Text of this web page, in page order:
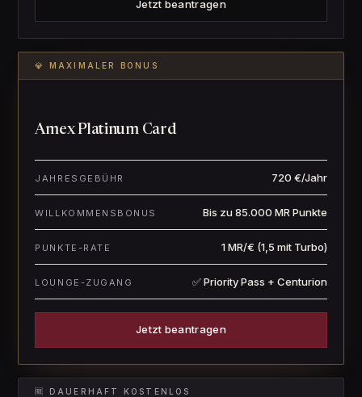
Jetzt beantragen
💎 MAXIMALER BONUS
Amex Platinum Card
JAHRESGEBÜHR 720 €/Jahr
WILLKOMMENSBONUS Bis zu 85.000 MR Punkte
PUNKTE-RATE 1 MR/€ (1,5 mit Turbo)
LOUNGE-ZUGANG ✅ Priority Pass + Centurion
Jetzt beantragen
🆓 DAUERHAFT KOSTENLOS